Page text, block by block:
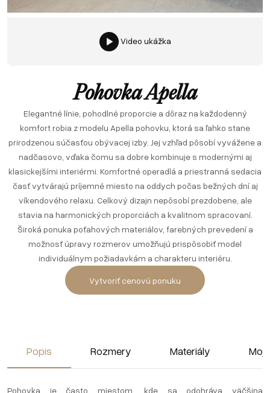
Video ukážka
Pohovka Apella
Elegantné línie, pohodlné proporcie a dôraz na každodenný
komfort robia z modelu Apella pohovku, ktorá sa ľahko stane
prirodzenou súčasťou obývacej izby. Jej vzhľad pôsobí vyvážene a
nadčasovo, vďaka čomu sa dobre kombinuje s modernými aj
klasickejšími interiérmi. Komfortné operadlá a priestranná sedacia
časť vytvárajú príjemné miesto na oddych počas bežných dní aj
víkendového relaxu. Celkový dizajn nepôsobí prezdobene, ale
stavia na harmonických proporciách a kvalitnom spracovaní.
Široká ponuka poťahových materiálov, farebných prevedení a
možnosť úpravy rozmerov umožňujú prispôsobiť model
individuálnym požiadavkám a charakteru interiéru.
Vytvoriť cenovú ponuku
Popis Rozmery Materiály
Pohovka je často miestom, kde sa odohráva väčšina